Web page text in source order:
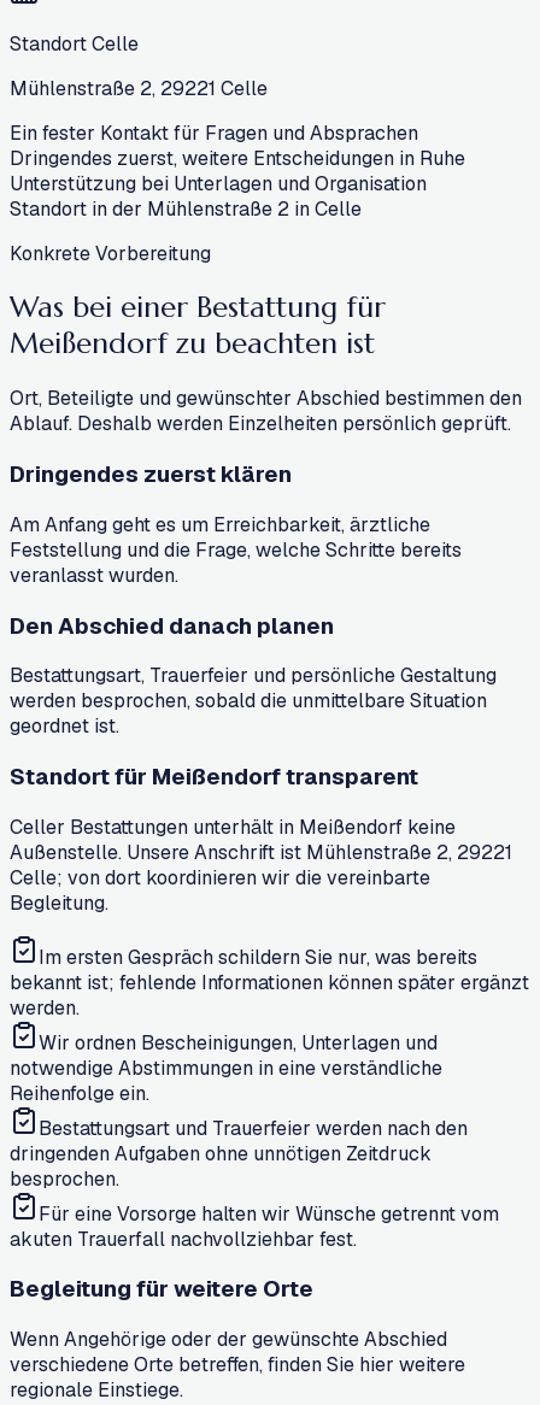
Standort Celle
Mühlenstraße 2, 29221 Celle
Ein fester Kontakt für Fragen und Absprachen
Dringendes zuerst, weitere Entscheidungen in Ruhe
Unterstützung bei Unterlagen und Organisation
Standort in der Mühlenstraße 2 in Celle
Konkrete Vorbereitung
Was bei einer Bestattung für
Meißendorf zu beachten ist
Ort, Beteiligte und gewünschter Abschied bestimmen den
Ablauf. Deshalb werden Einzelheiten persönlich geprüft.
Dringendes zuerst klären
Am Anfang geht es um Erreichbarkeit, ärztliche
Feststellung und die Frage, welche Schritte bereits
veranlasst wurden.
Den Abschied danach planen
Bestattungsart, Trauerfeier und persönliche Gestaltung
werden besprochen, sobald die unmittelbare Situation
geordnet ist.
Standort für Meißendorf transparent
Celler Bestattungen unterhält in Meißendorf keine
Außenstelle. Unsere Anschrift ist Mühlenstraße 2, 29221
Celle; von dort koordinieren wir die vereinbarte
Begleitung.
Im ersten Gespräch schildern Sie nur, was bereits
bekannt ist; fehlende Informationen können später ergänzt
werden.
Wir ordnen Bescheinigungen, Unterlagen und
notwendige Abstimmungen in eine verständliche
Reihenfolge ein.
Bestattungsart und Trauerfeier werden nach den
dringenden Aufgaben ohne unnötigen Zeitdruck
besprochen.
Für eine Vorsorge halten wir Wünsche getrennt vom
akuten Trauerfall nachvollziehbar fest.
Begleitung für weitere Orte
Wenn Angehörige oder der gewünschte Abschied
verschiedene Orte betreffen, finden Sie hier weitere
regionale Einstiege.